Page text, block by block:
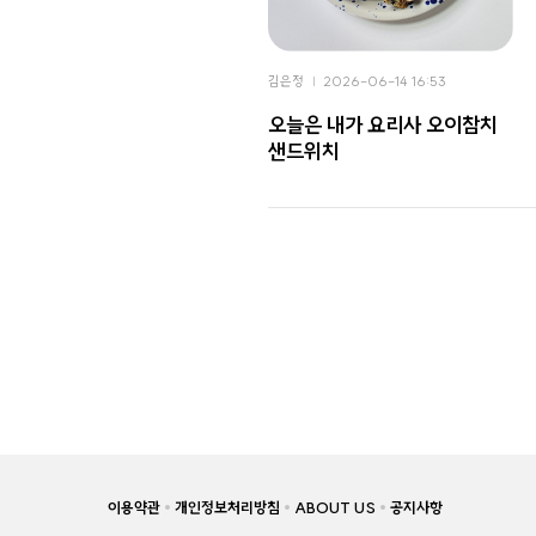
김은정 2026-06-14 16:53
오늘은 내가 요리사 오이참치
샌드위치
이용약관 개인정보처리방침 ABOUT US 공지사항